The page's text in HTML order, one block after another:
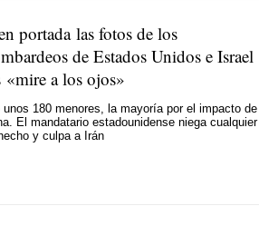
portada las fotos de los
de Estados Unidos e Israel
a los ojos»
180 menores, la mayoría por el impacto de
El mandatario estadounidense niega cualquier
y culpa a Irán